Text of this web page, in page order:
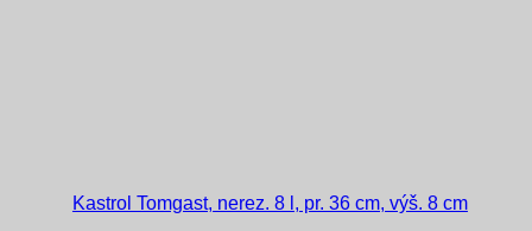
Kastrol Tomgast, nerez. 8 l, pr. 36 cm, výš. 8 cm